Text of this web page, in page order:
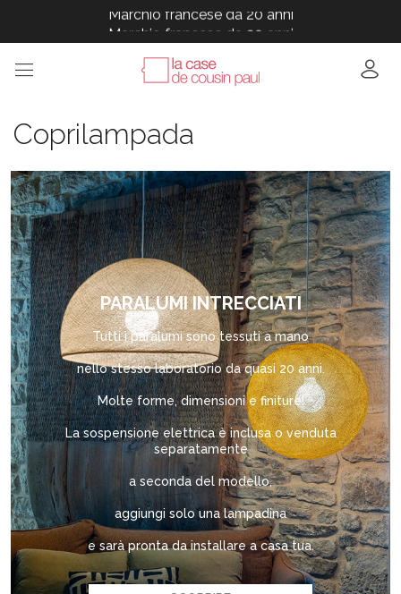
Marchio francese da 20 anni
Marchio francese da 20 anni
Marchio francese da 20 anni
Marchio francese da 20 anni
Coprilampada
PARALUMI INTRECCIATI
Tutti i paralumi sono tessuti a mano
nello stesso laboratorio da quasi 20 anni.
Molte forme, dimensioni e finiture!
La sospensione elettrica è inclusa o venduta
separatamente
a seconda del modello,
aggiungi solo una lampadina
e sarà pronta da installare a casa tua.